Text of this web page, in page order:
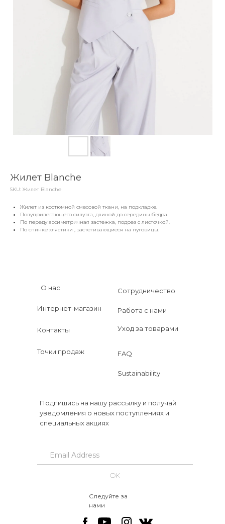
Жилет Blanche
SKU: Жилет Blanche
Жилет из костюмной смесовой ткани, на подкладке.
Полуприлегающего силуэта, длиной до середины бедра.
По переду ассиметричная застежка, подрез с листочкой.
По спинке хлястики , застегивающиеся на пуговицы.
Уход за товарами
Контакты
Подпишись на нашу рассылку и получай
уведомления о новых поступлениях и
специальных акциях
Следуйте за
нами
О нас
FAQ
Sustainability
Сотрудничество
Работа с нами
Точки продаж
Интернет-магазин
OK